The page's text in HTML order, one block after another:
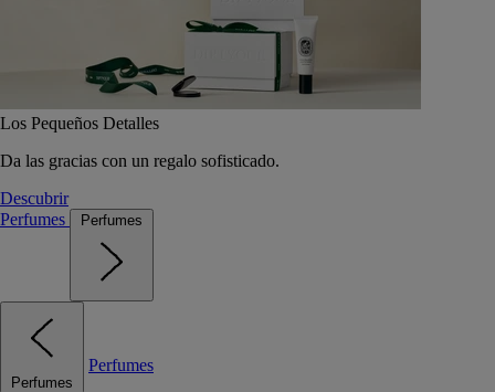
Los Pequeños Detalles
Da las gracias con un regalo sofisticado.
Descubrir
Perfumes
Perfumes
Perfumes
Perfumes